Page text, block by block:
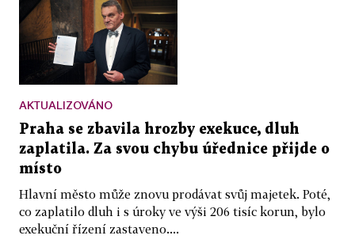
AKTUALIZOVÁNO
Praha se zbavila hrozby exekuce, dluh
zaplatila. Za svou chybu úřednice přijde o
místo
Hlavní město může znovu prodávat svůj majetek. Poté,
co zaplatilo dluh i s úroky ve výši 206 tisíc korun, bylo
exekuční řízení zastaveno....